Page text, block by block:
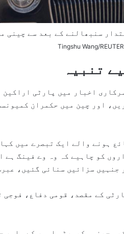
پنگ کے 2012 میں اقتدار سنبھالنے کے
تنبیہ
اخبار میں پارٹی
اور چین میں حکمران
ہونے والے ایک تبصرے میں
کو چاہیے کہ وہ وے فینگ ہے
جنہیں سزائیں سنائی گئیں،
کے مقصد، قومی دفاع،